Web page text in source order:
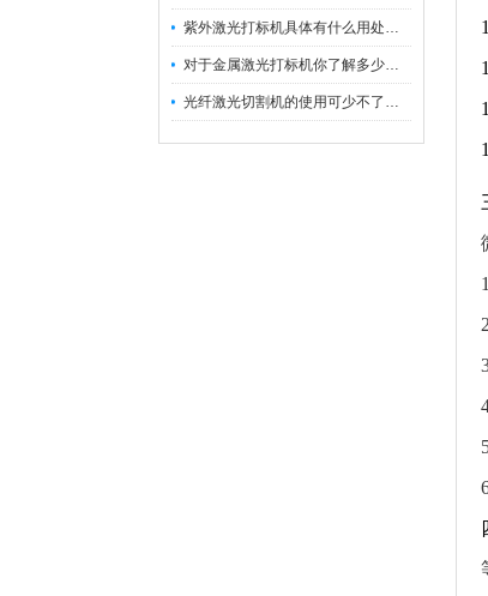
紫外激光打标机具体有什么用处呢？
对于金属激光打标机你了解多少呢？
光纤激光切割机的使用可少不了以下步骤